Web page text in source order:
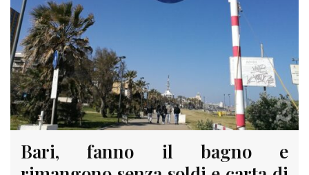
Bari, fanno il bagno e